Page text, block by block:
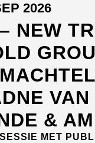
NEW
VAN
&
MET
2026